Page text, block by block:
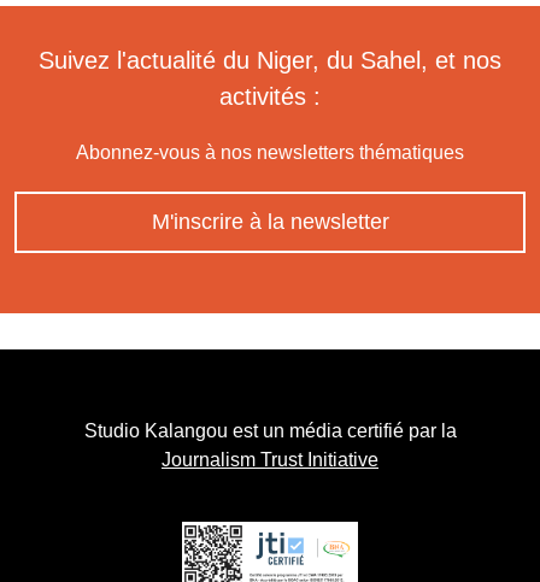
Suivez l'actualité du Niger, du Sahel, et nos
activités :
Abonnez-vous à nos newsletters thématiques
M'inscrire à la newsletter
Studio Kalangou est un média certifié par la
Journalism Trust Initiative